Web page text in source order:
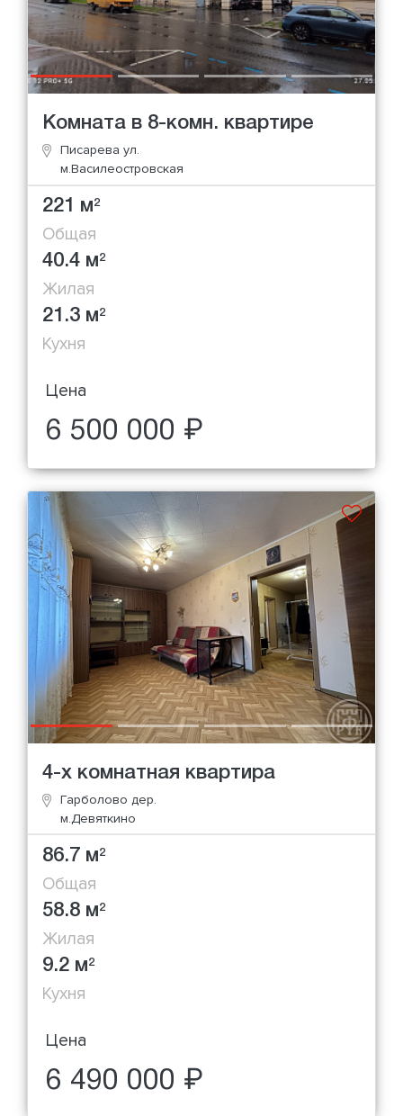
Комната в 8-комн. квартире
Писарева ул.
м.Василеостровская
221 м2
Общая
40.4 м2
Жилая
21.3 м2
Кухня
Цена
6 500 000 ₽
4-х комнатная квартира
Гарболово дер.
м.Девяткино
86.7 м2
Общая
58.8 м2
Жилая
9.2 м2
Кухня
Цена
6 490 000 ₽